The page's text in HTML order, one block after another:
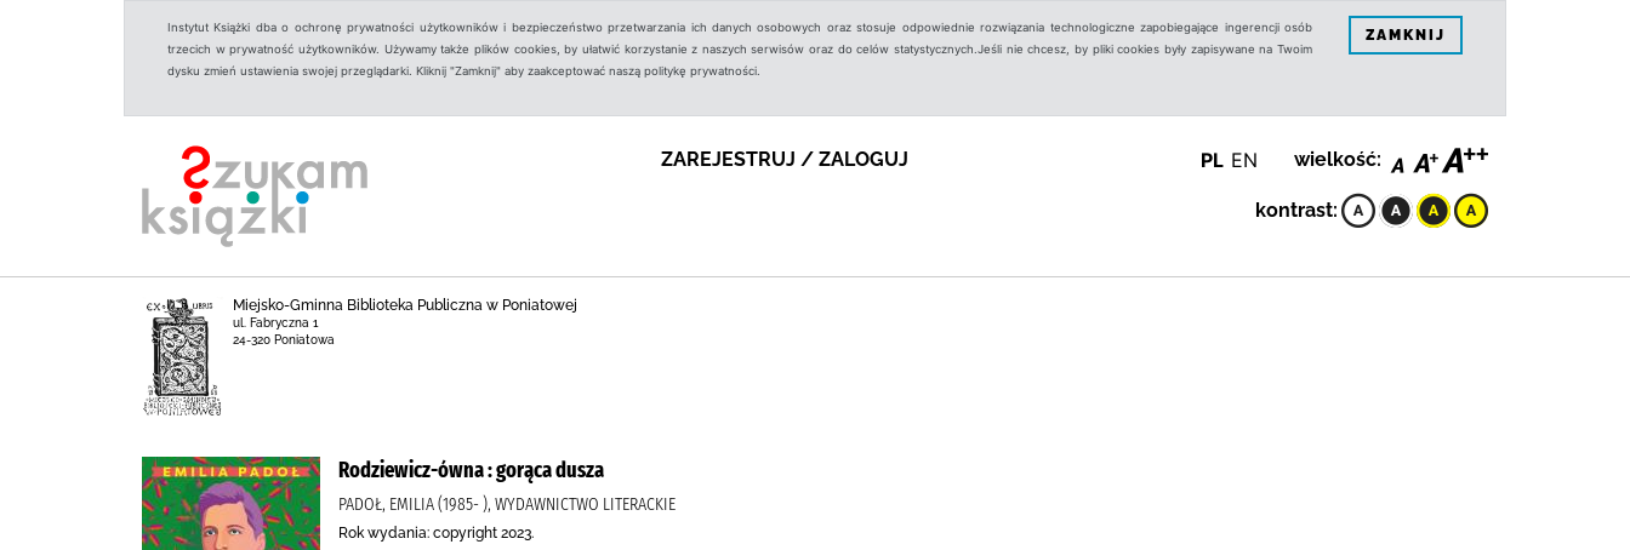
Instytut Książki dba o ochronę prywatności użytkowników i bezpieczeństwo przetwarzania ich danych osobowych oraz stosuje odpowiednie rozwiązania technologiczne zapobiegające ingerencji osób
trzecich w prywatność użytkowników. Używamy także plików cookies, by ułatwić korzystanie z naszych serwisów oraz do celów statystycznych.Jeśli nie chcesz, by pliki cookies były zapisywane na Twoim
dysku zmień ustawienia swojej przeglądarki. Kliknij "Zamknij" aby zaakceptować naszą politykę prywatności.
ZAMKNIJ
ZAREJESTRUJ / ZALOGUJ PL EN wielkość:
kontrast:
Miejsko-Gminna Biblioteka Publiczna w Poniatowej
ul. Fabryczna 1
24-320 Poniatowa
Rodziewicz-ówna : gorąca dusza
PADOŁ, EMILIA (1985- ), WYDAWNICTWO LITERACKIE
Rok wydania: copyright 2023.